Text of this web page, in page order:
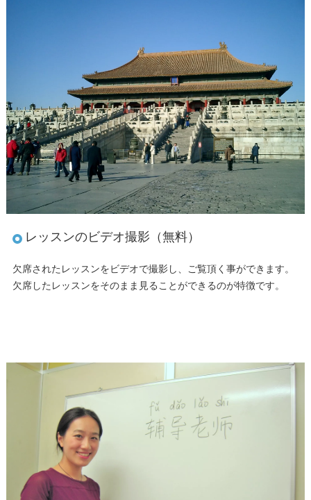
レッスンのビデオ撮影（無料）
欠席されたレッスンをビデオで撮影し、ご覧頂く事ができます。
欠席したレッスンをそのまま見ることができるのが特徴です。